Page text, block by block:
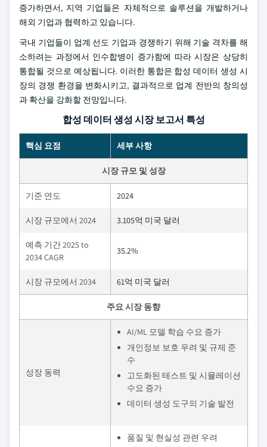
증가하면서, 지역 기업들은 자체적으로 솔루션을 개발하거나
해외 기업과 협력하고 있습니다.
국내 기업들이 업계 선도 기업과 경쟁하기 위해 기술 격차를 해
소하려는 과정에서 인수합병이 증가함에 따라 시장은 상당히
통합될 것으로 예상됩니다. 이러한 통합은 합성 데이터 생성 시
장의 경쟁 환경을 변화시키고, 결과적으로 업계 전반의 창의성
과 확산을 강화할 전망입니다.
합성 데이터 생성 시장 보고서 특성
핵심 요점 세부 사항
시장 규모 및 성장
기준 연도 2024
시장 규모에서 2024 3.105억 미국 달러
예측 기간 2025 to
2034 CAGR
35.2%
시장 규모에서 2034 61억 미국 달러
주요 시장 동향
성장 동력
AI/ML 모델 학습 수요 증가
개인정보 보호 우려 및 규제 준
수
고도화된 테스트 및 시뮬레이션
수요 증가
데이터 생성 도구의 기술 발전
품질 및 현실성 관련 우려